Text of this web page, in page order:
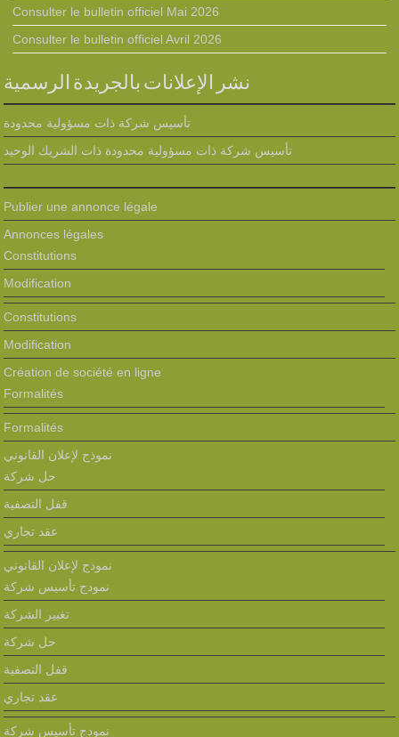
Consulter le bulletin officiel Mai 2026
Consulter le bulletin officiel Avril 2026
نشر الإعلانات بالجريدة الرسمية
تأسيس شركة ذات مسؤولية محدودة
تأسيس شركة ذات مسؤولية محدودة ذات الشريك الوحيد
Publier une annonce légale
Annonces légales
Constitutions
Modification
Constitutions
Modification
Création de société en ligne
Formalités
Formalités
نموذج لإعلان القانوني
حل شركة
قفل التصفية
عقد تجاري
نموذج لإعلان القانوني
نمودج تأسيس شركة
تغيير الشركة
حل شركة
قفل التصفية
عقد تجاري
نمودج تأسيس شركة